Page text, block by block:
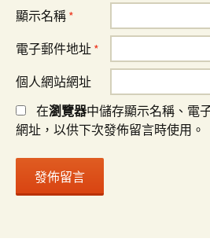
顯示名稱 *
電子郵件地址 *
個人網站網址
在瀏覽器中儲存顯示名稱、電
網址，以供下次發佈留言時使用。